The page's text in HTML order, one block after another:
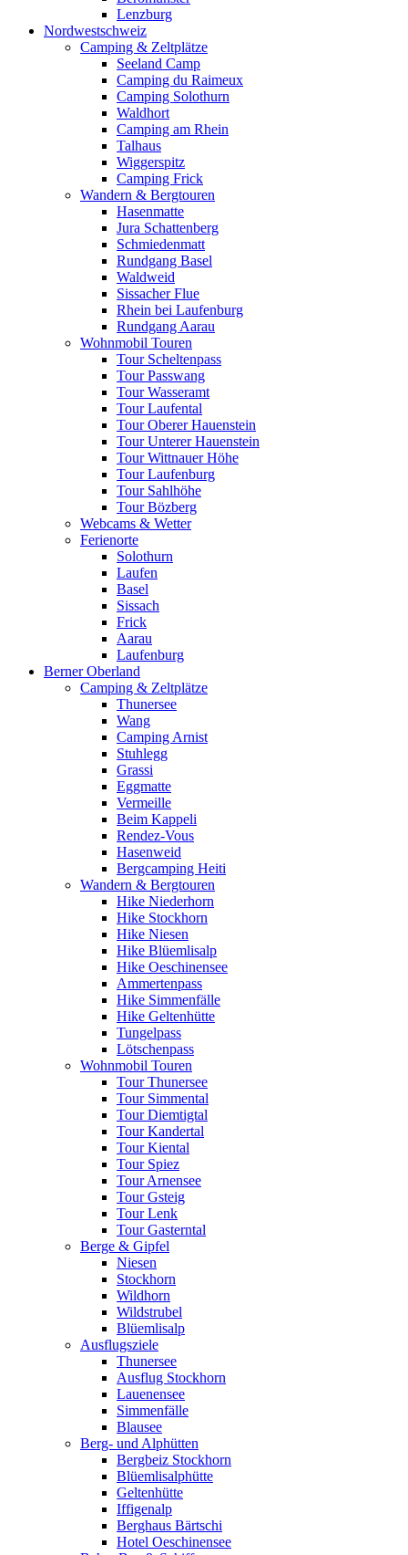
Lenzburg
Nordwestschweiz
Camping & Zeltplätze
Seeland Camp
Camping du Raimeux
Camping Solothurn
Waldhort
Camping am Rhein
Talhaus
Wiggerspitz
Camping Frick
Wandern & Bergtouren
Hasenmatte
Jura Schattenberg
Schmiedenmatt
Rundgang Basel
Waldweid
Sissacher Flue
Rhein bei Laufenburg
Rundgang Aarau
Wohnmobil Touren
Tour Scheltenpass
Tour Passwang
Tour Wasseramt
Tour Laufental
Tour Oberer Hauenstein
Tour Unterer Hauenstein
Tour Wittnauer Höhe
Tour Laufenburg
Tour Sahlhöhe
Tour Bözberg
Webcams & Wetter
Ferienorte
Solothurn
Laufen
Basel
Sissach
Frick
Aarau
Laufenburg
Berner Oberland
Camping & Zeltplätze
Thunersee
Wang
Camping Arnist
Stuhlegg
Grassi
Eggmatte
Vermeille
Beim Kappeli
Rendez-Vous
Hasenweid
Bergcamping Heiti
Wandern & Bergtouren
Hike Niederhorn
Hike Stockhorn
Hike Niesen
Hike Blüemlisalp
Hike Oeschinensee
Ammertenpass
Hike Simmenfälle
Hike Geltenhütte
Tungelpass
Lötschenpass
Wohnmobil Touren
Tour Thunersee
Tour Simmental
Tour Diemtigtal
Tour Kandertal
Tour Kiental
Tour Spiez
Tour Arnensee
Tour Gsteig
Tour Lenk
Tour Gasterntal
Berge & Gipfel
Niesen
Stockhorn
Wildhorn
Wildstrubel
Blüemlisalp
Ausflugsziele
Thunersee
Ausflug Stockhorn
Lauenensee
Simmenfälle
Blausee
Berg- und Alphütten
Bergbeiz Stockhorn
Blüemlisalphütte
Geltenhütte
Iffigenalp
Berghaus Bärtschi
Hotel Oeschinensee